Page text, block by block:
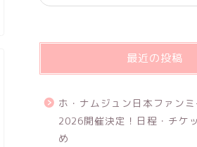
最近の投稿
ホ・ナムジュン日本ファン
2026開催決定！日程・チケ
め